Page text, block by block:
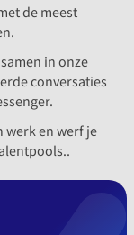
de meest
in onze
conversaties
en werf je